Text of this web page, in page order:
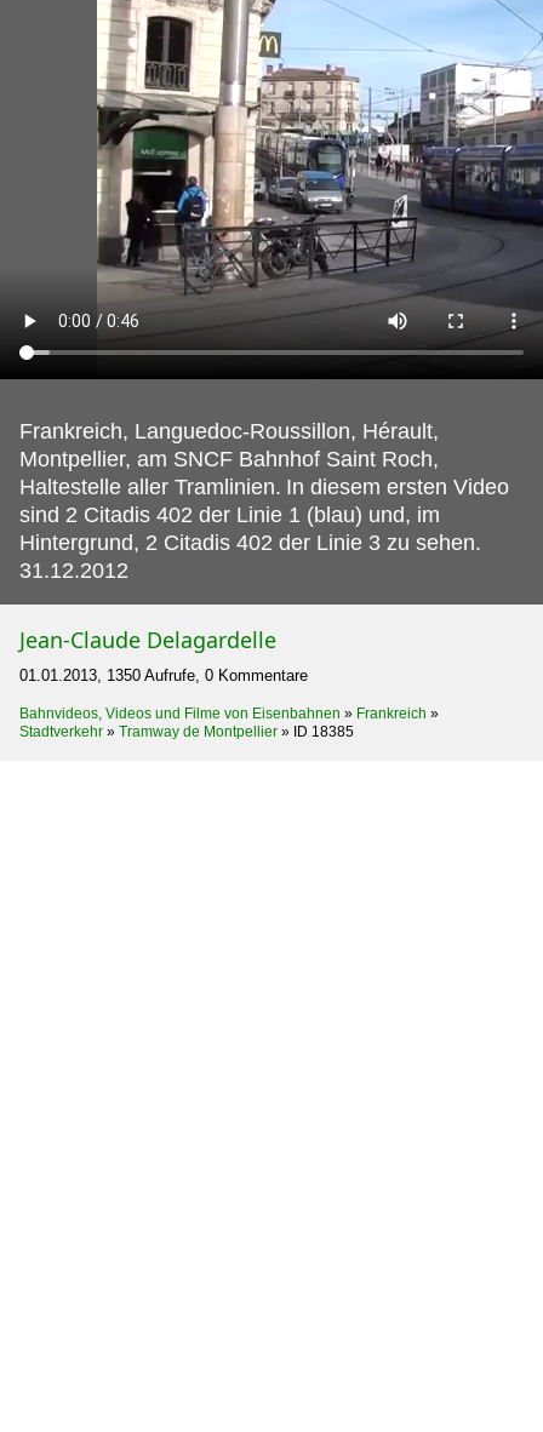
Frankreich, Languedoc-Roussillon, Hérault,
Montpellier, am SNCF Bahnhof Saint Roch,
Haltestelle aller Tramlinien. In diesem ersten Video
sind 2 Citadis 402 der Linie 1 (blau) und, im
Hintergrund, 2 Citadis 402 der Linie 3 zu sehen.
31.12.2012
Jean-Claude Delagardelle
01.01.2013, 1350 Aufrufe, 0 Kommentare
Bahnvideos, Videos und Filme von Eisenbahnen » Frankreich »
Stadtverkehr » Tramway de Montpellier » ID 18385